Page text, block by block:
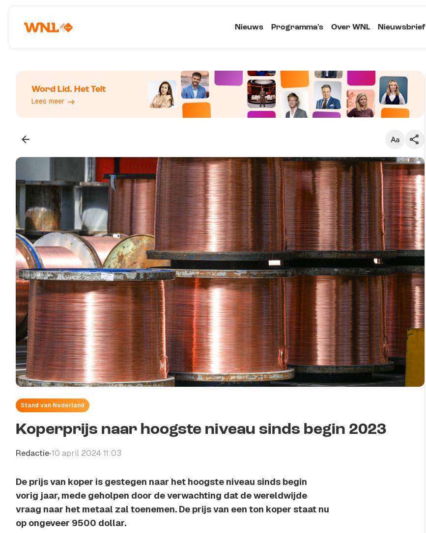
Nieuws Programma's Over WNL Nieuwsbrief
Word Lid. Het Telt
Lees meer
Klein
Standaard
Groot
Kopieer link
Stand van Nederland
Koperprijs naar hoogste niveau sinds begin 2023
Redactie•10 april 2024 11:03
De prijs van koper is gestegen naar het hoogste niveau sinds begin
vorig jaar, mede geholpen door de verwachting dat de wereldwijde
vraag naar het metaal zal toenemen. De prijs van een ton koper staat nu
op ongeveer 9500 dollar.